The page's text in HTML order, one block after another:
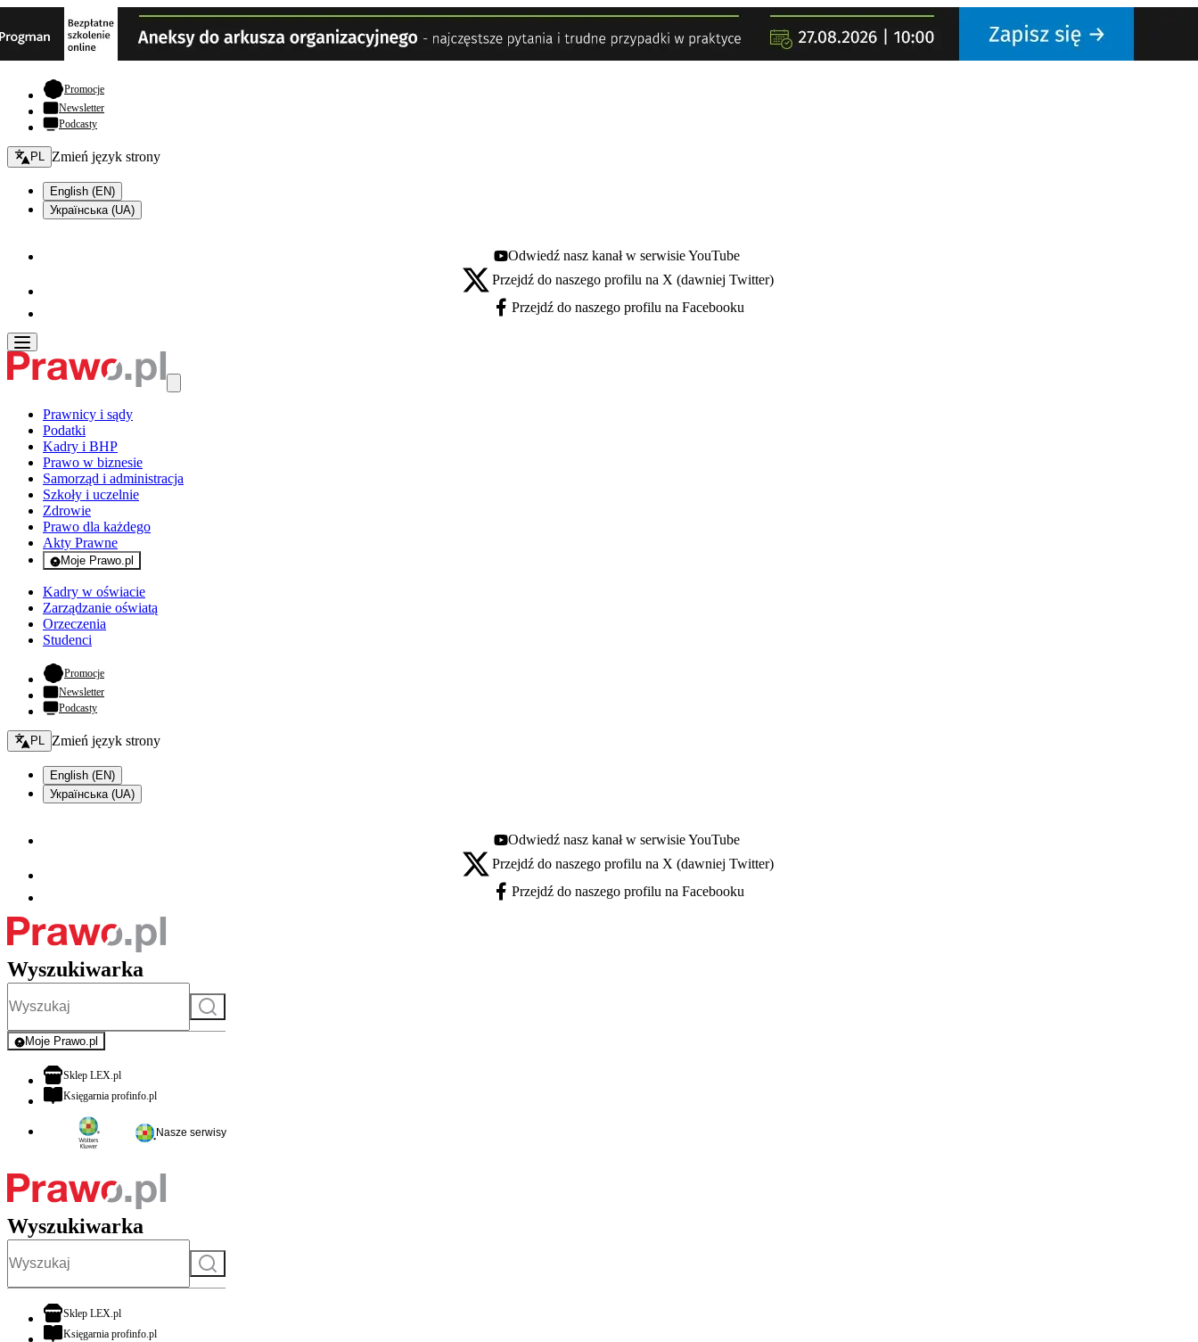
Promocje- otwiera się w nowej karcie
Newsletter
Podcasty
Zmień język - bieżący:
PL Zmień język strony
English (EN)
Українська (UA)
Youtube - otwiera się w nowej karcie
Odwiedź nasz kanał w serwisie YouTube
X - otwiera się w nowej karcie
Przejdź do naszego profilu na X (dawniej Twitter)
Facebook - otwiera się w nowej karcie
Przejdź do naszego profilu na Facebooku
Prawnicy i sądy
Podatki
Kadry i BHP
Prawo w biznesie
Samorząd i administracja
Szkoły i uczelnie
Zdrowie
Prawo dla każdego
Akty Prawne
Moje Prawo.pl
- rejestracja i logowanie do serwisu
Kadry w oświacie
Zarządzanie oświatą
Orzeczenia
Studenci
Promocje- otwiera się w nowej karcie
Newsletter
Podcasty
Zmień język - bieżący:
PL Zmień język strony
English (EN)
Українська (UA)
Youtube - otwiera się w nowej karcie
Odwiedź nasz kanał w serwisie YouTube
X - otwiera się w nowej karcie
Przejdź do naszego profilu na X (dawniej Twitter)
Facebook - otwiera się w nowej karcie
Przejdź do naszego profilu na Facebooku
Wyszukiwarka
Szukaj
Moje Prawo.pl
- rejestracja i logowanie do serwisu
Sklep LEX.plotwiera się w nowej karcie
Księgarnia profinfo.plotwiera się w nowej karcie
Nasze serwisy
Wyszukiwarka
Szukaj
Sklep LEX.plotwiera się w nowej karcie
Księgarnia profinfo.plotwiera się w nowej karcie